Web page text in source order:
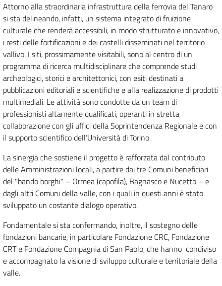
Attorno alla straordinaria infrastruttura della ferrovia del Tanaro
si sta delineando, infatti, un sistema integrato di fruizione
culturale che renderà accessibili, in modo strutturato e innovativo,
i resti delle fortificazioni e dei castelli disseminati nel territorio
vallivo. I siti, prossimamente visitabili, sono al centro di un
programma di ricerca multidisciplinare che comprende studi
archeologici, storici e architettonici, con esiti destinati a
pubblicazioni editoriali e scientifiche e alla realizzazione di prodotti
multimediali. Le attività sono condotte da un team di
professionisti altamente qualificati, operanti in stretta
collaborazione con gli uffici della Soprintendenza Regionale e con
il supporto scientifico dell’Università di Torino.
La sinergia che sostiene il progetto è rafforzata dal contributo
delle Amministrazioni locali, a partire dai tre Comuni beneficiari
del "bando borghi" – Ormea (capofila), Bagnasco e Nucetto – e
dagli altri Comuni della valle, con i quali in questi anni è stato
sviluppato un costante dialogo operativo.
Fondamentale si sta confermando, inoltre, il sostegno delle
fondazioni bancarie, in particolare Fondazione CRC, Fondazione
CRT e Fondazione Compagnia di San Paolo, che hanno condiviso
e accompagnato la visione di sviluppo culturale e territoriale della
valle.